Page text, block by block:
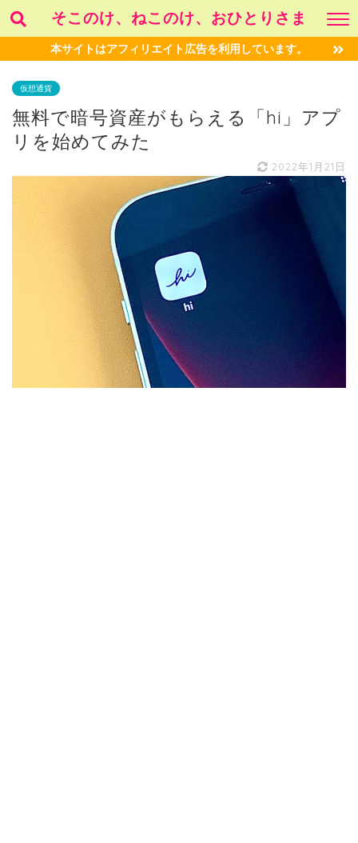
そこのけ、ねこのけ、おひとりさま
本サイトはアフィリエイト広告を利用しています。
仮想通貨
無料で暗号資産がもらえる「hi」アプ
リを始めてみた
2022年1月21日